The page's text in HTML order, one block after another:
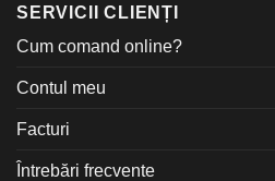
SERVICII CLIENȚI
Cum comand online?
Contul meu
Facturi
Întrebări frecvente